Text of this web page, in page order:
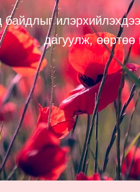
дагуулж, өөртөө